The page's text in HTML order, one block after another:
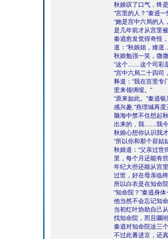
秋娘叹了口气，终
“宫里的人？”秦逍
“她是宫中六局的人
是几年前才从宫里
秦逍愈发觉得奇怪
道：“秋娘姐，难
秋娘勉强一笑，微
“这个……这个司彩
“宫中六局二十四司
释道：“我在宫里专
里来领绸缎。”
“原来如此。”秦逍
感兴趣,”燕璟城再
脑海中禁不住想起
出来的，我……我今
秋娘心想你认识我
“所以你和那个容姑
秋娘道：“父亲过世
里，每个月还能有
年纪大些还能从宫
过世，好在母亲临
所以白衣是在知命
“知命院？”秦逍身
他当然不会忘记知
当初红叶协助自己
找知命院，而且嘱
秦逍对知命院这三
不过此番进京，还